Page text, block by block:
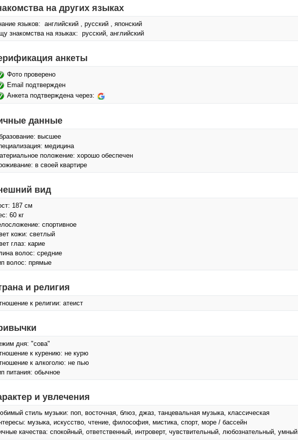
на других языках
языков: английский , русский , японский
знакомства на языках: русский, английский
анкеты
Фото проверено
Email подтвержден
Анкета подтверждена через:
данные
высшее
медицина
положение: хорошо обеспечен
в своей квартире
вид
187 см
60 кг
спортивное
кожи: светлый
глаз: карие
волос: средние
волос: прямые
и религия
к религии: атеист
дня: "сова"
к курению: не курю
к алкоголю: не пью
питания: обычное
и увлечения
стиль музыки: поп, восточная, блюз, джаз, танцевальная музыка, классическая
музыка, искусcтво, чтение, философия, мистика, спорт, море / бассейн
качества: спокойный, ответственный, интроверт, чувствительный, любознательный, умный